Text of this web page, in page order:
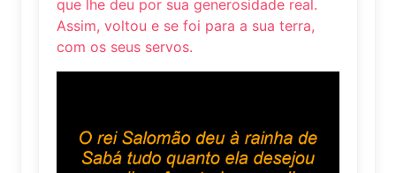
que lhe deu por sua generosidade real.
Assim, voltou e se foi para a sua terra,
com os seus servos.